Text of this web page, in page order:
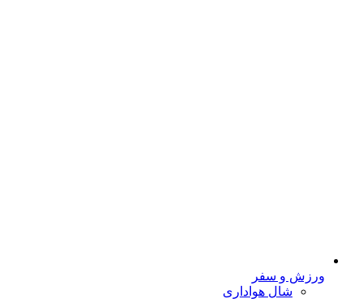
ورزش و سفر
شال هواداری